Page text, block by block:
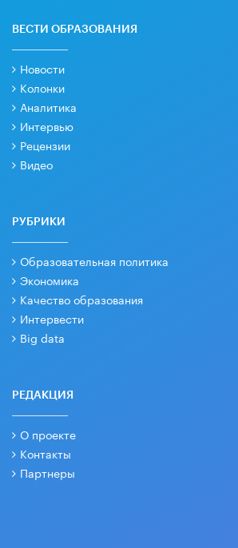
ВЕСТИ ОБРАЗОВАНИЯ
Новости
Колонки
Аналитика
Интервью
Рецензии
Видео
РУБРИКИ
Образовательная политика
Экономика
Качество образования
Интервести
Big data
РЕДАКЦИЯ
О проекте
Контакты
Партнеры